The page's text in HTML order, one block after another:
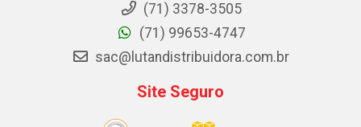
(71) 3378-3505
(71) 99653-4747
sac@lutandistribuidora.com.br
Site Seguro